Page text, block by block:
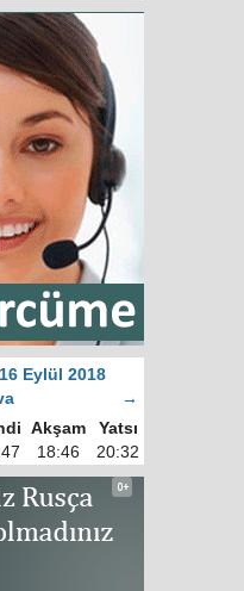
Eylül 2018
→
Akşam
Yatsı
18:46 20:32